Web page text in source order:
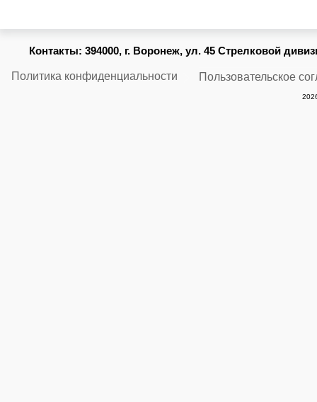
Контакты: 394000, г. Воронеж, ул. 45 Стрелковой
Политика конфиденциальности Пользовательское